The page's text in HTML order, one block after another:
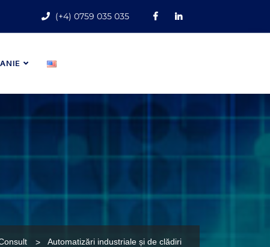
(+4) 0759 035 035
Automatizări industriale și de clădiri